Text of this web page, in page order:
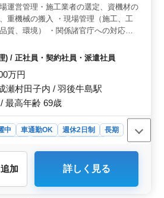
が可能で、無料駐車場も完備し
業着の支給も行っており、快適な
す。福利厚生も充実しており、安
を提供しています。
運営管理・施工業者の選定、資機材の
重機械の搬入 ・現場管理（施工、工
質、環境） ・関係諸官庁への対応及
導いたします） ＊就業時間は各現場
大歓迎！！
) / 正社員・契約社員・派遣社員
万円
瀬村田子内 / 羽後牛島駅
最高年齢 69歳
中 車通勤OK 週休2日制
長期
の中高年求人＞ 現場運営管理や
材の調達、重機械の搬入など、幅
加 詳しく見る